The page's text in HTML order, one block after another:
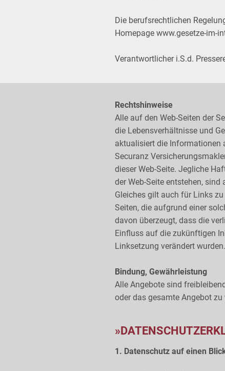
Die berufsrechtlichen
Homepage www.gesetze-im-
Verantwortlicher i.S.d.
Rechtshinweise
Alle auf den Web-Seiten der
die Lebensverhältnisse und
aktualisiert die Informationen
Securanz
dieser Web-Seite. Jegliche
der Web-Seite entstehen, sind
Gleiches gilt auch für Links
Seiten, die aufgrund einer
davon überzeugt, dass die
Einfluss auf die zukünftigen
Linksetzung verändert wurden.
Bindung, Gewährleistung
Alle Angebote sind
oder das gesamte Angebot
»
1. Datenschutz auf einen